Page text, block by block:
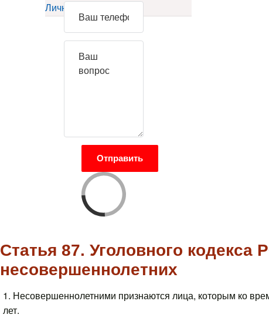
Личный кабинет
Отправить
Статья 87. Уголовного кодекса
несовершеннолетних
1. Несовершеннолетними признаются лица, которым ко
лет.